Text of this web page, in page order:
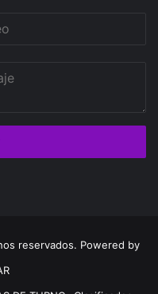
reservados. Powered by